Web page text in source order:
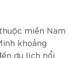
miền Nam
khoảng
du lịch nổi